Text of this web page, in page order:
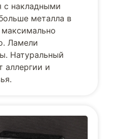
с накладными
металла в
Ламели
Натуральный
аллергии и